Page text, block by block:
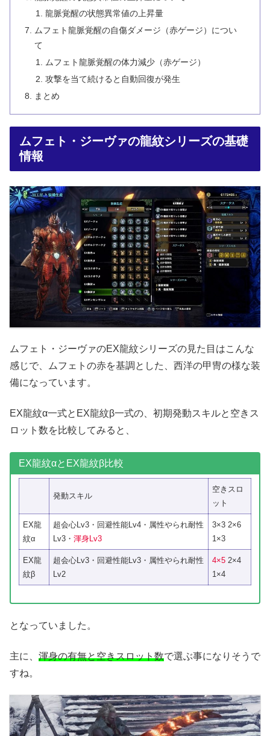
龍脈覚醒の状態異常値の上昇量
ムフェト龍脈覚醒の自傷ダメージ（赤ゲージ）につい
て
ムフェト龍脈覚醒の体力減少（赤ゲージ）
攻撃を当て続けると自動回復が発生
まとめ
ムフェト・ジーヴァの龍紋シリーズの基礎
情報
ムフェト・ジーヴァのEX龍紋シリーズの見た目はこんな
感じで、ムフェトの赤を基調とした、西洋の甲冑の様な装
備になっています。
EX龍紋α一式とEX龍紋β一式の、初期発動スキルと空きス
ロット数を比較してみると、
EX龍紋αとEX龍紋β比較
発動スキル
空きスロ
ット
EX龍
紋α
超会心Lv3・回避性能Lv4・属性やられ耐性
Lv3・渾身Lv3
3×3 2×6
1×3
EX龍
紋β
超会心Lv3・回避性能Lv3・属性やられ耐性
Lv2
4×5 2×4
1×4
となっていました。
主に、 渾身の有無と空きスロット数で選ぶ事になりそうで
すね。